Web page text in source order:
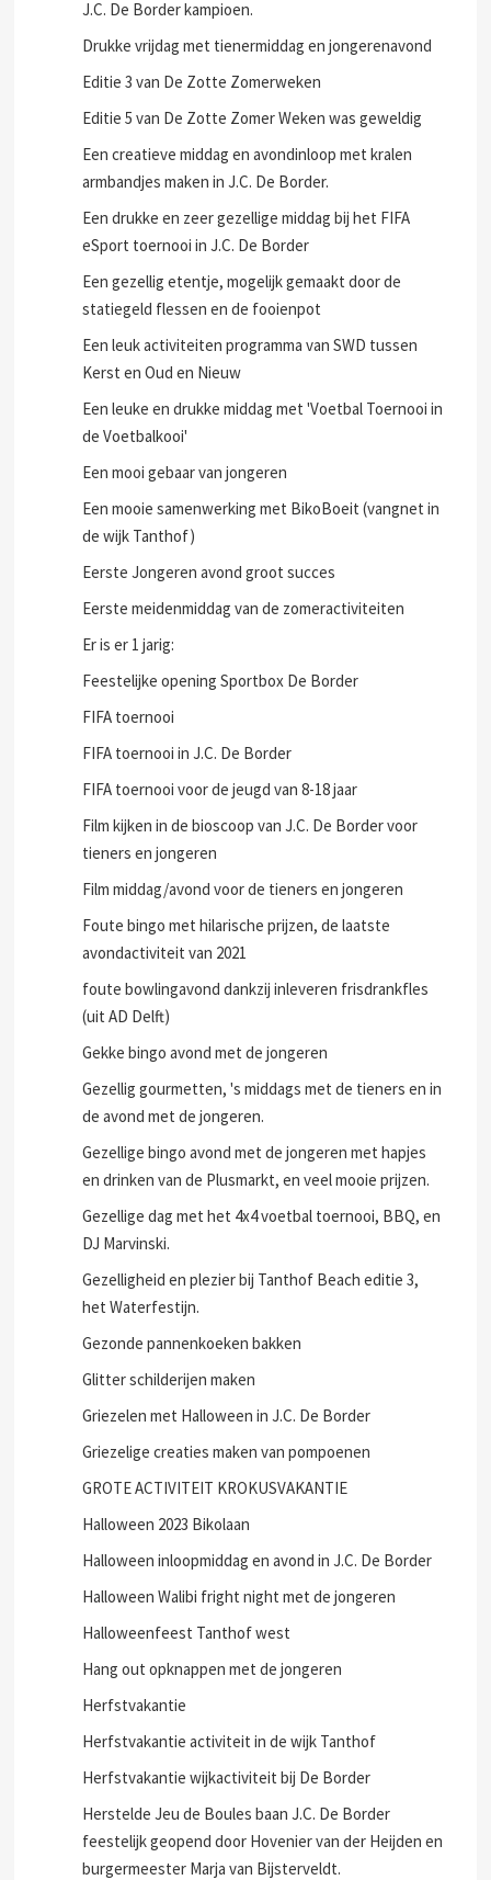
J.C. De Border kampioen.
Drukke vrijdag met tienermiddag en jongerenavond
Editie 3 van De Zotte Zomerweken
Editie 5 van De Zotte Zomer Weken was geweldig
Een creatieve middag en avondinloop met kralen
armbandjes maken in J.C. De Border.
Een drukke en zeer gezellige middag bij het FIFA
eSport toernooi in J.C. De Border
Een gezellig etentje, mogelijk gemaakt door de
statiegeld flessen en de fooienpot
Een leuk activiteiten programma van SWD tussen
Kerst en Oud en Nieuw
Een leuke en drukke middag met 'Voetbal Toernooi in
de Voetbalkooi'
Een mooi gebaar van jongeren
Een mooie samenwerking met BikoBoeit (vangnet in
de wijk Tanthof)
Eerste Jongeren avond groot succes
Eerste meidenmiddag van de zomeractiviteiten
Er is er 1 jarig:
Feestelijke opening Sportbox De Border
FIFA toernooi
FIFA toernooi in J.C. De Border
FIFA toernooi voor de jeugd van 8-18 jaar
Film kijken in de bioscoop van J.C. De Border voor
tieners en jongeren
Film middag/avond voor de tieners en jongeren
Foute bingo met hilarische prijzen, de laatste
avondactiviteit van 2021
foute bowlingavond dankzij inleveren frisdrankfles
(uit AD Delft)
Gekke bingo avond met de jongeren
Gezellig gourmetten, 's middags met de tieners en in
de avond met de jongeren.
Gezellige bingo avond met de jongeren met hapjes
en drinken van de Plusmarkt, en veel mooie prijzen.
Gezellige dag met het 4x4 voetbal toernooi, BBQ, en
DJ Marvinski.
Gezelligheid en plezier bij Tanthof Beach editie 3,
het Waterfestijn.
Gezonde pannenkoeken bakken
Glitter schilderijen maken
Griezelen met Halloween in J.C. De Border
Griezelige creaties maken van pompoenen
GROTE ACTIVITEIT KROKUSVAKANTIE
Halloween 2023 Bikolaan
Halloween inloopmiddag en avond in J.C. De Border
Halloween Walibi fright night met de jongeren
Halloweenfeest Tanthof west
Hang out opknappen met de jongeren
Herfstvakantie
Herfstvakantie activiteit in de wijk Tanthof
Herfstvakantie wijkactiviteit bij De Border
Herstelde Jeu de Boules baan J.C. De Border
feestelijk geopend door Hovenier van der Heijden en
burgermeester Marja van Bijsterveldt.